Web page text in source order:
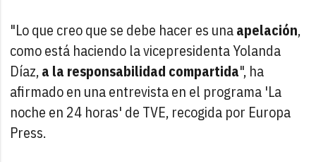
"Lo que creo que se debe hacer es unaapelación,
como está haciendo la vicepresidenta Yolanda
Díaz,a la responsabilidad compartida", ha
afirmado en una entrevista en el programa 'La
noche en 24 horas' de TVE, recogida por Europa
Press.